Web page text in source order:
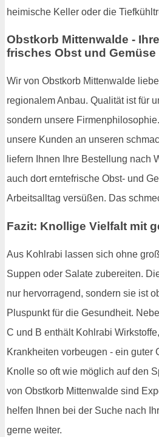
heimische Keller oder die
Obstkorb Mittenwalde -
frisches Obst und Gemüse
Wir von Obstkorb Mittenwalde
regionalem Anbau. Qualität ist für
sondern unsere
unsere Kunden an unseren
liefern Ihnen Ihre Bestellung nach
auch dort erntefrische Obst- und
Arbeitsalltag versüßen. Das
Fazit: Knollige Vielfalt mit
Aus Kohlrabi lassen sich ohne
Suppen oder Salate zubereiten.
nur hervorragend, sondern sie ist
Pluspunkt für die Gesundheit.
C und B enthält Kohlrabi
Krankheiten vorbeugen - ein guter
Knolle so oft wie möglich auf den
von Obstkorb Mittenwalde sind
helfen Ihnen bei der Suche nach
gerne weiter.